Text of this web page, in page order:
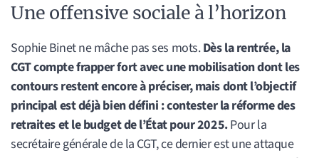
Une offensive sociale à l’horizon
Sophie Binet ne mâche pas ses mots.Dès la rentrée, la
CGT compte frapper fort avec une mobilisation dont les
contours restent encore à préciser, mais dont l’objectif
principal est déjà bien défini : contester la réforme des
retraites et le budget de l’État pour 2025.Pour la
secrétaire générale de la CGT, ce dernier est une attaque